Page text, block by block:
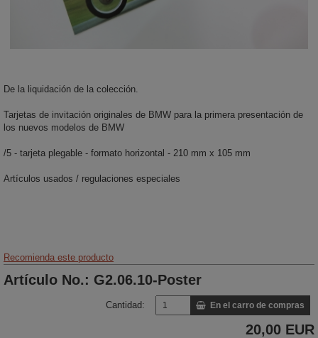
De la liquidación de la colección.
Tarjetas de invitación originales de BMW para la primera presentación de
los nuevos modelos de BMW
/5 - tarjeta plegable - formato horizontal - 210 mm x 105 mm
Artículos usados / regulaciones especiales
Recomienda este producto
Artículo No.: G2.06.10-Poster
Cantidad: En el carro de compras
20,00 EUR